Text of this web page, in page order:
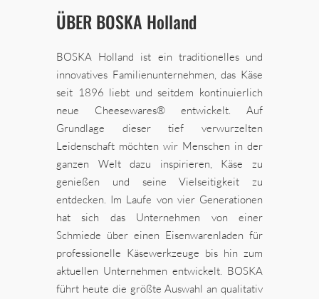
ÜBER BOSKA Holland
BOSKA Holland ist ein traditionelles und
innovatives Familienunternehmen, das Käse
seit 1896 liebt und seitdem kontinuierlich
neue Cheesewares® entwickelt. Auf
Grundlage dieser tief verwurzelten
Leidenschaft möchten wir Menschen in der
ganzen Welt dazu inspirieren, Käse zu
genießen und seine Vielseitigkeit zu
entdecken. Im Laufe von vier Generationen
hat sich das Unternehmen von einer
Schmiede über einen Eisenwarenladen für
professionelle Käsewerkzeuge bis hin zum
aktuellen Unternehmen entwickelt. BOSKA
führt heute die größte Auswahl an qualitativ